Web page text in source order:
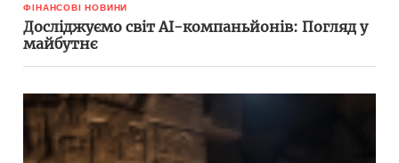
ФІНАНСОВІ НОВИНИ
Досліджуємо світ AI-компаньйонів: Погляд у
майбутнє